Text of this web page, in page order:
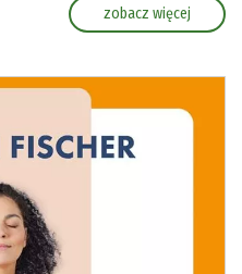
zobacz więcej